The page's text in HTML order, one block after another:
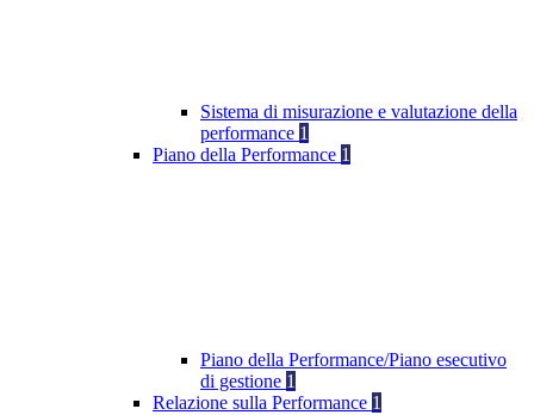
Sistema di misurazione e valutazione della
performance 1
Piano della Performance 1
Piano della Performance/Piano esecutivo
di gestione 1
Relazione sulla Performance 1